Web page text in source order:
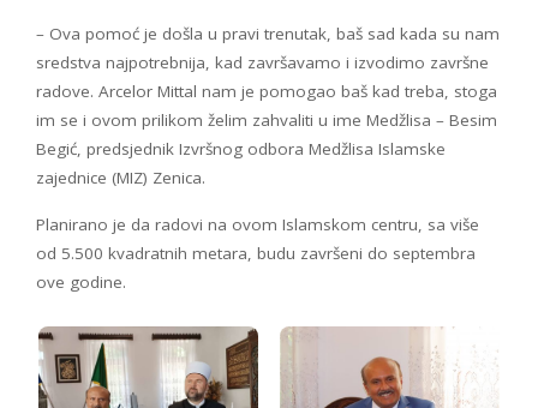
– Ova pomoć je došla u pravi trenutak, baš sad kada su nam
sredstva najpotrebnija, kad završavamo i izvodimo završne
radove. Arcelor Mittal nam je pomogao baš kad treba, stoga
im se i ovom prilikom želim zahvaliti u ime Medžlisa – Besim
Begić, predsjednik Izvršnog odbora Medžlisa Islamske
zajednice (MIZ) Zenica.
Planirano je da radovi na ovom Islamskom centru, sa više
od 5.500 kvadratnih metara, budu završeni do septembra
ove godine.